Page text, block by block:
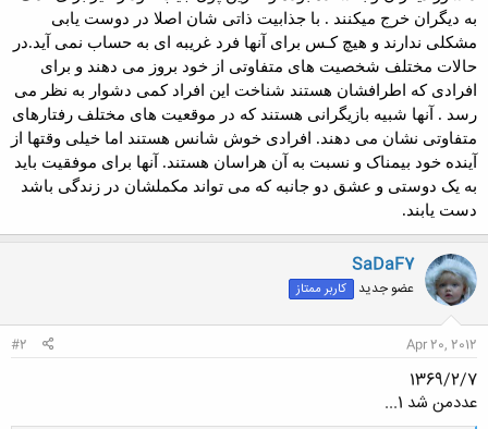
به دیگران خرج میکنند . با جذابیت ذاتی شان اصلا در دوست یابی
مشکلی ندارند و هیچ کـس برای آنها فرد غریبه ای به حساب نمی آید.در
حالات مختلف شخصیت های متفاوتی از خود بروز می دهند و برای
افرادی که اطرافشان هستند شناخت این افراد کمی دشوار به نظر می
رسد . آنها شبیه بازیگرانی هستند که در موقعیت های مختلف رفتارهای
متفاوتی نشان می دهند. افرادی خوش شانس هستند اما خیلی وقتها از
آینده خود بیمناک و نسبت به آن هراسان هستند. آنها برای موفقیت باید
به یک دوستی و عشق دو جانبه که می تواند مکملشان در زندگی باشد
دست یابند.
SaDaF7
عضو جدید کاربر ممتاز
Apr 20, 2012
#2
1369/2/7
عددمن شد 1...